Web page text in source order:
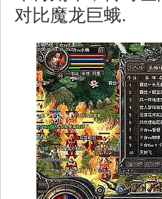
对比魔龙巨蛾.